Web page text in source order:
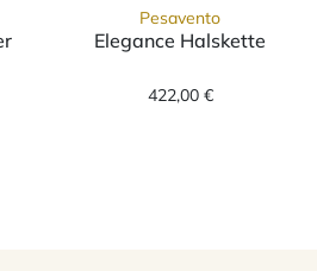
Pesavento
Elegance Halskette
422,00 €